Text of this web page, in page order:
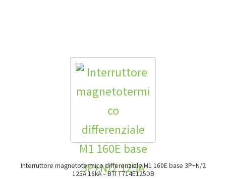
Interruttore magnetotermico differenziale M1 160E base 3P+N/2
125A 16kA – BTI T714E125DB